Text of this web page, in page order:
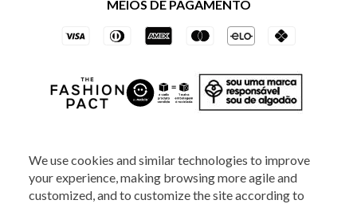
We use cookies and similar technologies to improve
your experience, making browsing more agile and
customized, and to customize the site according to
Trocas e Devoluções
Vai de Visa
Azul Fidelidade
MEIOS DE PAGAMENTO